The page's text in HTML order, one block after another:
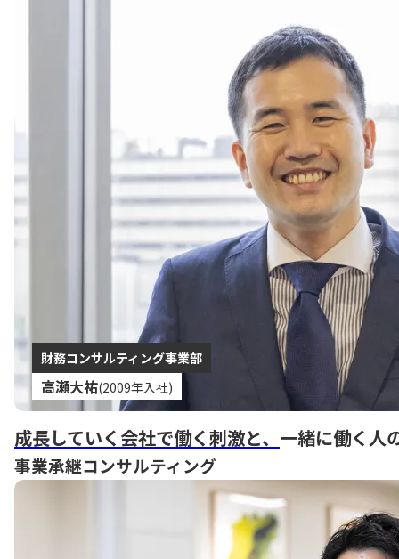
財務コンサルティング事業部
高瀬大祐(2009年入社)
成長していく会社で働く刺激と、 一緒に働く人
事業承継コンサルティング